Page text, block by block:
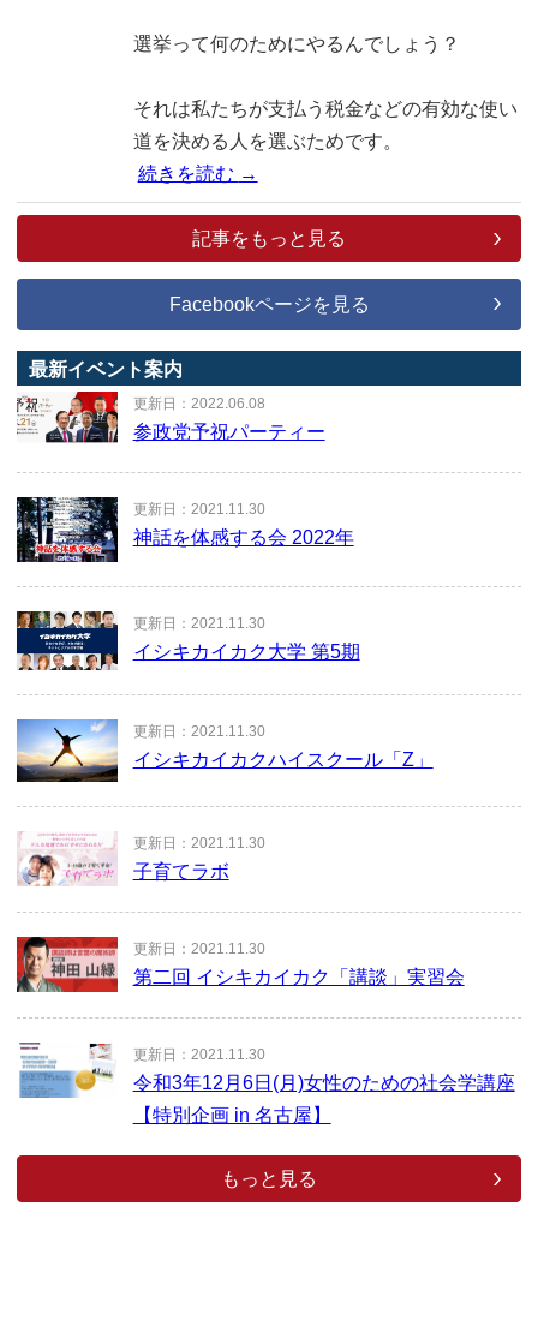
選挙って何のためにやるんでしょう？
それは私たちが支払う税金などの有効な使い
道を決める人を選ぶためです。
続きを読む →
記事をもっと見る
Facebookページを見る
最新イベント案内
更新日：2022.06.08
参政党予祝パーティー
更新日：2021.11.30
神話を体感する会 2022年
更新日：2021.11.30
イシキカイカク大学 第5期
更新日：2021.11.30
イシキカイカクハイスクール「Z」
更新日：2021.11.30
子育てラボ
更新日：2021.11.30
第二回 イシキカイカク「講談」実習会
更新日：2021.11.30
令和3年12月6日(月)女性のための社会学講座
【特別企画 in 名古屋】
もっと見る